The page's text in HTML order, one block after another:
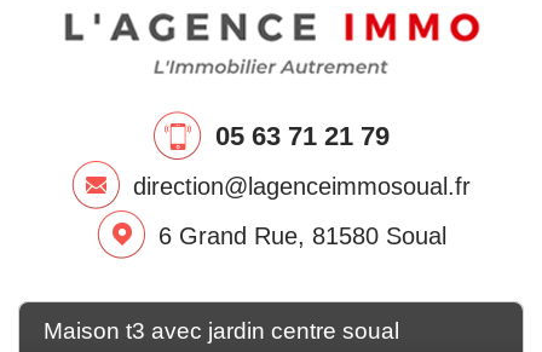
05 63 71 21 79
direction@lagenceimmosoual.fr
6 Grand Rue, 81580 Soual
maison t3 avec jardin centre soual